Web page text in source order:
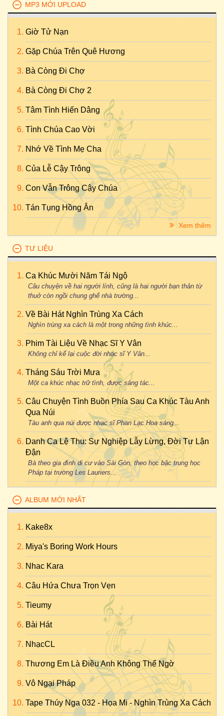
MP3 MỚI UPLOAD
Giờ Tử Nạn
Gặp Chúa Trên Quê Hương
Bà Còng Đi Chợ
Bà Còng Đi Chợ 2
Tâm Tình Hiến Dâng
Tình Chúa Cao Vời
Nhớ Về Tình Mẹ Cha
Của Lễ Cậy Trông
Con Vẫn Trông Cậy Chúa
Tán Tụng Hồng Ân
Xem thêm
TƯ LIỆU
Ca Khúc Mười Năm Tái Ngộ
Câu chuyện về hai người lính, cũng là hai người bạn thân từ
thuở còn ngồi chung ghế nhà trường...
Về Bài Hát Nghìn Trùng Xa Cách
Nghìn trùng xa cách là một trong những tình khúc...
Phim Tài Liệu Về Nhạc Sĩ Y Vân
Không chỉ kể lại cuộc đời nhạc sĩ Y Vân...
Tháng Sáu Trời Mưa
Một ca khúc nhạc trữ tình, được sáng tác...
Câu Chuyện Tình Buồn Phía Sau Ca Khúc Tàu Anh
Qua Núi
Tàu anh qua núi được nhạc sĩ Phan Lạc Hoa sáng...
Danh Ca Lệ Thu: Sự Nghiệp Lẫy Lừng, Đời Tư Lận
Đận
Bà theo gia đình di cư vào Sài Gòn, theo học bậc trung học
Pháp tại trường Les Lauriers...
ALBUM MỚI NHẤT
Kake8x
Miya's Boring Work Hours
Nhac Kara
Câu Hứa Chưa Trọn Vẹn
Tieumy
Bài Hát
NhạcCL
Thương Em Là Điều Anh Không Thể Ngờ
Vô Ngại Pháp
Tape Thúy Nga 032 - Họa Mi - Nghìn Trùng Xa Cách